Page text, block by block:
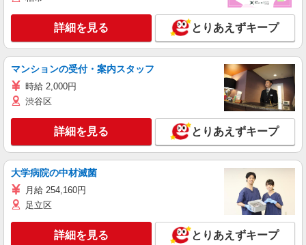
詳細を見る とりあえずキープ
マンションの受付・案内スタッフ
時給 2,000円
渋谷区
詳細を見る とりあえずキープ
大学病院の中材滅菌
月給 254,160円
足立区
詳細を見る とりあえずキープ